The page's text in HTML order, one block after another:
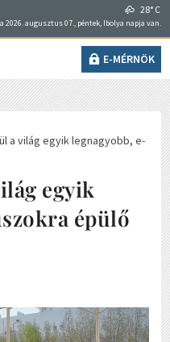
28° C
2026. augusztus 07., péntek, Ibolya napja van.
E-MÉRNÖK
a világ egyik legnagyobb, e-
egyik
épülő